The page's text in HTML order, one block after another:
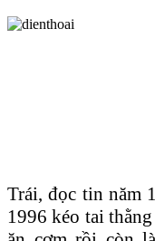
Trái, đọc tin năm
1996 kéo tai